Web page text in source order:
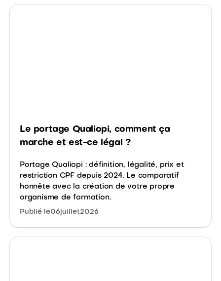
Le portage Qualiopi, comment ça
marche et est-ce légal ?
Portage Qualiopi : définition, légalité, prix et
restriction CPF depuis 2024. Le comparatif
honnête avec la création de votre propre
organisme de formation.
Publié le06juillet2026